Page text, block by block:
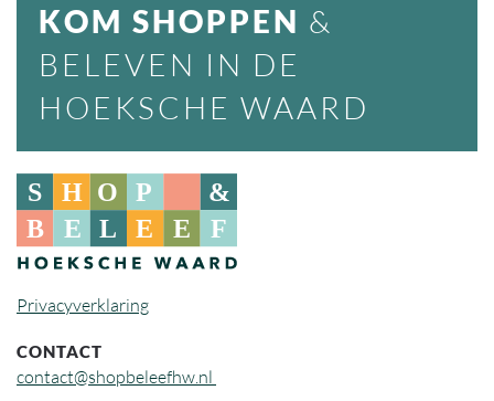
KOM SHOPPEN &
BELEVEN IN DE
HOEKSCHE WAARD
Privacyverklaring
CONTACT
contact@shopbeleefhw.nl